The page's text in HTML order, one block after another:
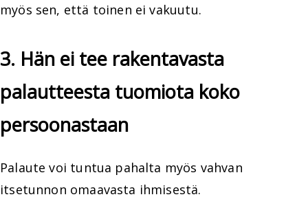
myös sen, että toinen ei vakuutu.
3. Hän ei tee rakentavasta
palautteesta tuomiota koko
persoonastaan
Palaute voi tuntua pahalta myös vahvan
itsetunnon omaavasta ihmisestä.